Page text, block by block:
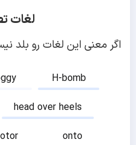
لغات
اگر معنی این لغات رو بلد
H-bomb
head over heels
onto